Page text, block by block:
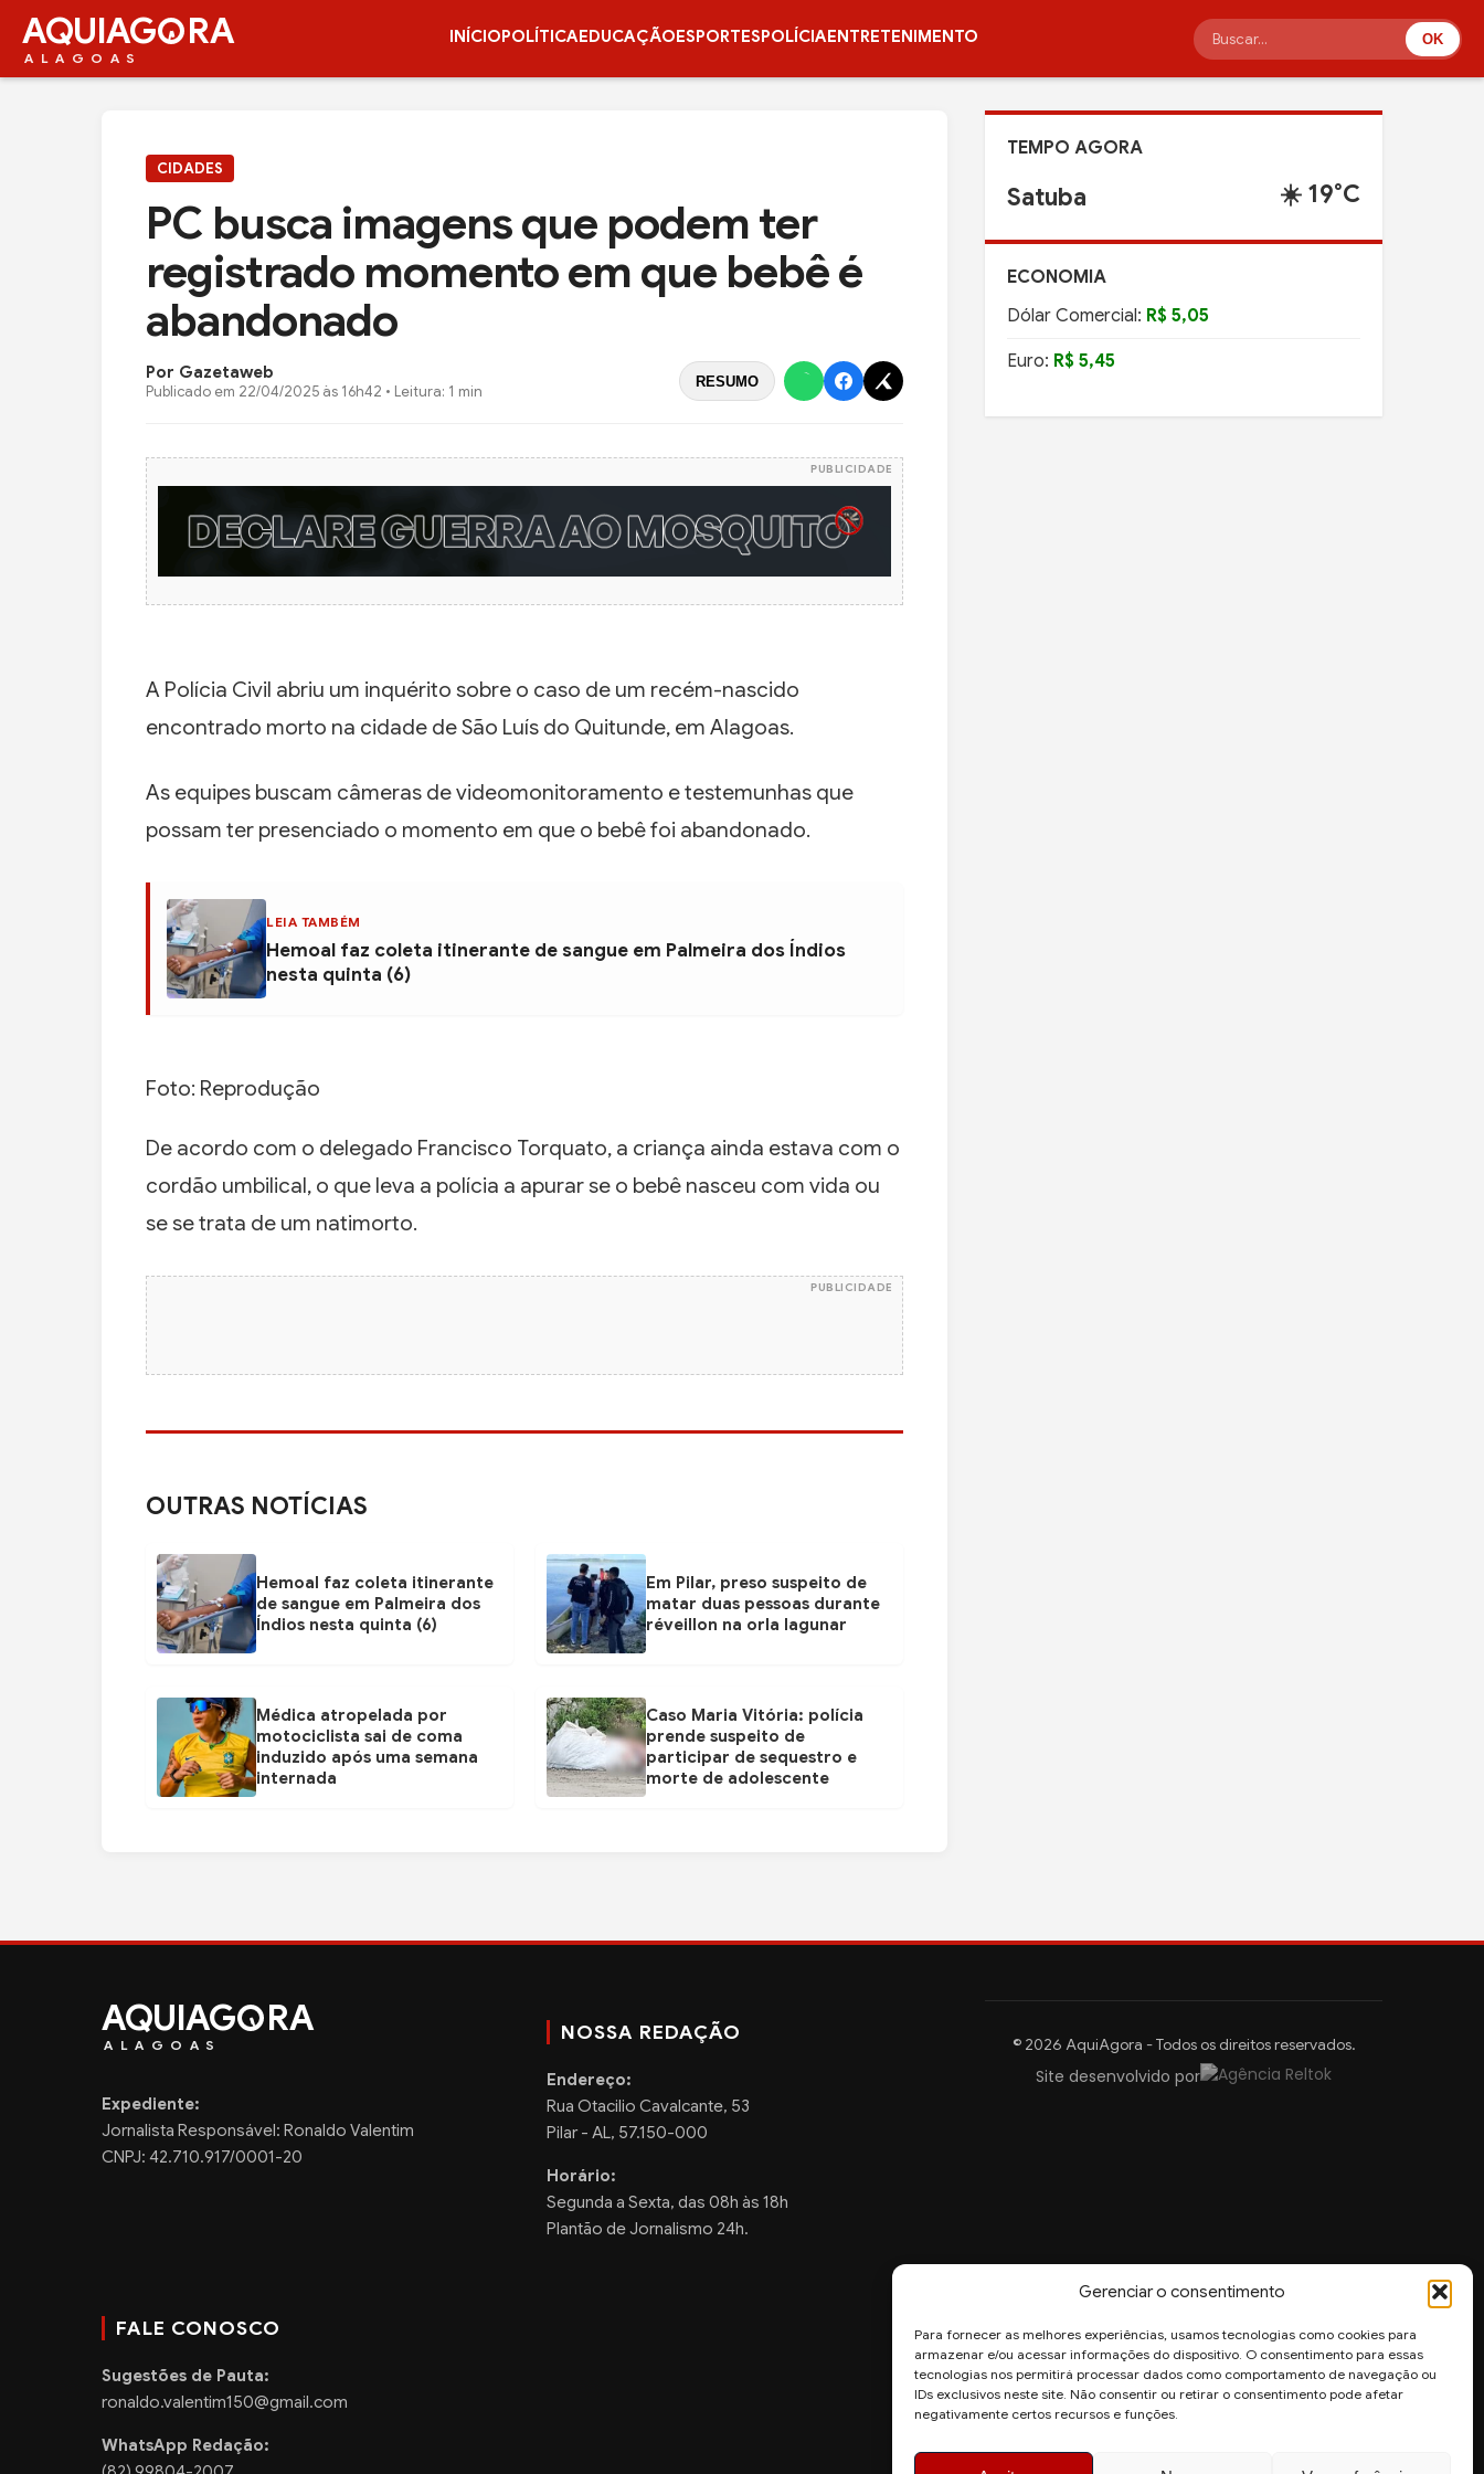
Gerenciar o consentimento
Para fornecer as melhores experiências, usamos tecnologias como cookies para
armazenar e/ou acessar informações do dispositivo. O consentimento para essas
tecnologias nos permitirá processar dados como comportamento de navegação ou
IDs exclusivos neste site. Não consentir ou retirar o consentimento pode afetar
negativamente certos recursos e funções.
AQUIAG RA
ALAGOAS
INÍCIOPOLÍTICAEDUCAÇÃOESPORTESPOLÍCIAENTRETENIMENTO OK
CIDADES
PC busca imagens que podem ter
registrado momento em que bebê é
abandonado
Por Gazetaweb
Publicado em 22/04/2025 às 16h42 • Leitura: 1 min
RESUMO
PUBLICIDADE
A Polícia Civil abriu um inquérito sobre o caso de um recém-nascido
encontrado morto na cidade de São Luís do Quitunde, em Alagoas.
As equipes buscam câmeras de videomonitoramento e testemunhas que
possam ter presenciado o momento em que o bebê foi abandonado.
LEIA TAMBÉM
Hemoal faz coleta itinerante de sangue em Palmeira dos Índios
nesta quinta (6)
Foto: Reprodução
De acordo com o delegado Francisco Torquato, a criança ainda estava com o
cordão umbilical, o que leva a polícia a apurar se o bebê nasceu com vida ou
se se trata de um natimorto.
PUBLICIDADE
OUTRAS NOTÍCIAS
Hemoal faz coleta itinerante
de sangue em Palmeira dos
Índios nesta quinta (6)
Em Pilar, preso suspeito de
matar duas pessoas durante
réveillon na orla lagunar
Médica atropelada por
motociclista sai de coma
induzido após uma semana
internada
Caso Maria Vitória: polícia
prende suspeito de
participar de sequestro e
morte de adolescente
TEMPO AGORA
Satuba ☀️ 19°C
ECONOMIA
Dólar Comercial: R$ 5,05
Euro: R$ 5,45
AQUIAG RA
ALAGOAS
Expediente:
Jornalista Responsável: Ronaldo Valentim
CNPJ: 42.710.917/0001-20
NOSSA REDAÇÃO
Endereço:
Rua Otacilio Cavalcante, 53
Pilar - AL, 57.150-000
Horário:
Segunda a Sexta, das 08h às 18h
Plantão de Jornalismo 24h.
FALE CONOSCO
Sugestões de Pauta:
ronaldo.valentim150@gmail.com
WhatsApp Redação:
© 2026 AquiAgora - Todos os direitos reservados.
Site desenvolvido por